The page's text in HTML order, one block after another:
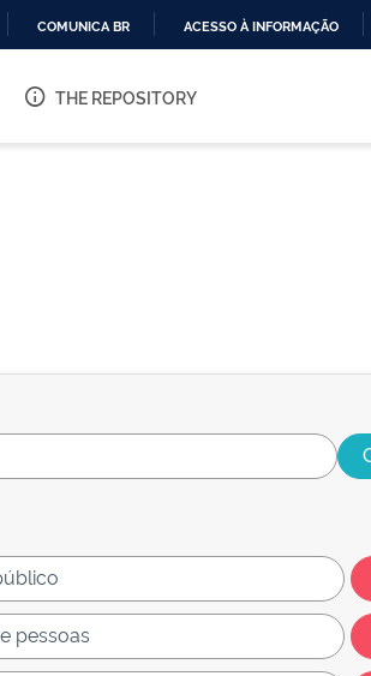
O
COMUNICA BR ACESSO À INFORMAÇÃO
THE REPOSITORY